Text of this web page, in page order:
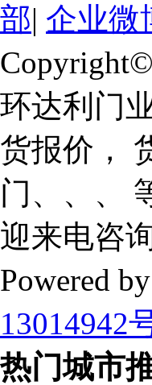
部| 企业微
环达利门
货报价，
门、、、
迎来电咨
Powered by
13014942
热门城市